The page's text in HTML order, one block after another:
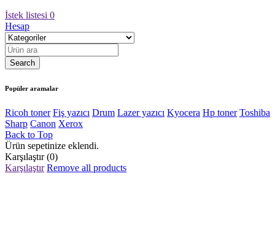
İstek listesi 0
Hesap
Popüler aramalar
Ricoh toner Fiş yazıcı Drum Lazer yazıcı Kyocera Hp toner Toshiba
Sharp Canon Xerox
Back to Top
Ürün sepetinize eklendi.
Karşılaştır (0)
Karşılaştır Remove all products